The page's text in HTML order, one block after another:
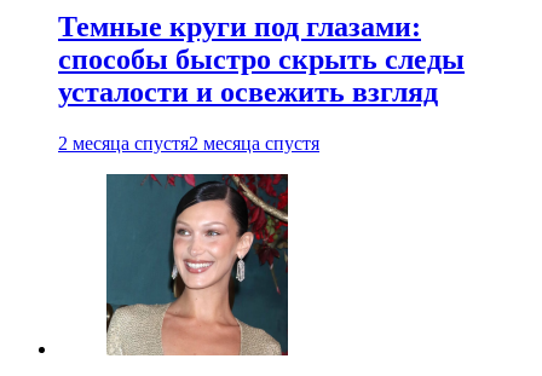
Темные круги под глазами:
способы быстро скрыть следы
усталости и освежить взгляд
2 месяца спустя2 месяца спустя